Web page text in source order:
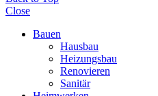
Close
Bauen
Hausbau
Heizungsbau
Renovieren
Sanitär